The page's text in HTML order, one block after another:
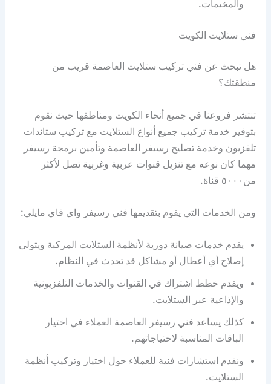
والمخيمات.
فني ستلايت الكويت
هل تبحث عن فني تركيب ستلايت العاصمة قريب من
منطقتك؟
تنتشر فروعنا في جميع أنحاء الكويت ومناطقها حيث نقوم
بتوفير خدمة تركيب جميع أنواع الستلايت مع تركيب ستاندات
تلفزيون وخدمة تصليح رسيفر العاصمة وتأمين برمجة رسيفر
مهما كان نوعه مع تنزيل قنوات عربية وغربية تصل لأكثر
من٥٠٠٠ قناة.
ومن الخدمات التي يقوم بتقديمها فني رسيفر واي فاي مايلي:
يقدم خدمات صيانة دورية لأنظمة الستلايت المركبة ويتولى
إصلاح أي أعطال أو مشاكل قد تحدث في النظام.
ويقدم خطط اشتراك في القنوات والخدمات التلفزيونية
والإذاعية عبر الستلايت.
كذلك يساعد فني رسيفر العاصمة العملاء في اختيار
الباقات المناسبة لاحتياجاتهم.
ونقدم استشارات فنية للعملاء حول اختيار وتركيب أنظمة
الستلايت.